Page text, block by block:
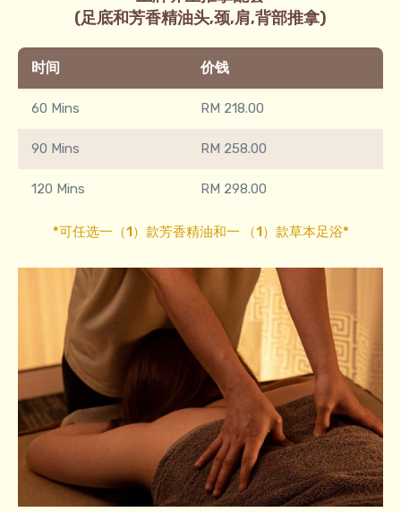
(足底和芳香精油头,颈,肩,背部推拿)
时间 价钱
60 Mins RM 218.00
90 Mins RM 258.00
120 Mins RM 298.00
*可任选一（1）款芳香精油和一 （1）款草本足浴*